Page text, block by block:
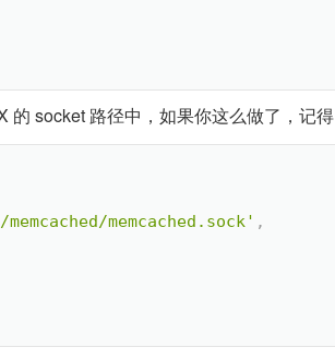
的 socket 路径中，如果你这么做了，记得
memcached.sock' ,